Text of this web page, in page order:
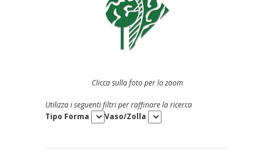
Clicca sulla foto per lo zoom
Utilizza i seguenti filtri per raffinare la ricerca
Tipo Forma
Vaso/Zolla